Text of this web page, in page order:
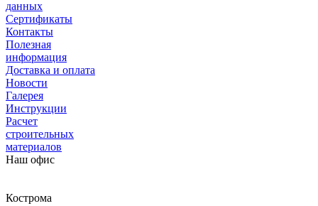
данных
Сертификаты
Контакты
Полезная
информация
Доставка и оплата
Новости
Галерея
Инструкции
Расчет
строительных
материалов
Наш офис
Кострома